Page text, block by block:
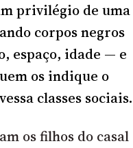
privilégio de uma
corpos negros
espaço, idade — e
os indique o
classes sociais.
os filhos do casal